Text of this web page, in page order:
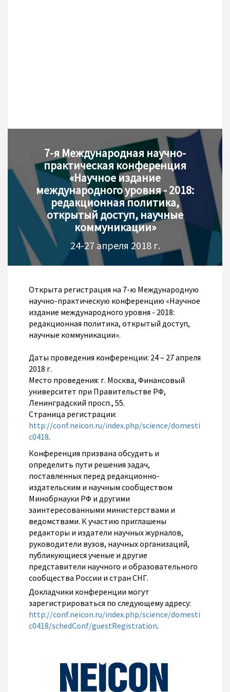
7-я Международная научно-
практическая конференция
«Научное издание
международного уровня - 2018:
редакционная политика,
открытый доступ, научные
коммуникации»
24-27 апреля 2018 г.
Открыта регистрация на 7-ю Международную
научно-практическую конференцию «Научное
издание международного уровня - 2018:
редакционная политика, открытый доступ,
научные коммуникации».
Даты проведения конференции: 24 – 27 апреля
2018 г.
Место проведения: г. Москва, Финансовый
университет при Правительстве РФ,
Ленинградский просп., 55.
Страница регистрации:
http://conf.neicon.ru/index.php/science/domesti
c0418.
Конференция призвана обсудить и
определить пути решения задач,
поставленных перед редакционно-
издательским и научным сообществом
Минобрнауки РФ и другими
заинтересованными министерствами и
ведомствами. К участию приглашены
редакторы и издатели научных журналов,
руководители вузов, научных организаций,
публикующиеся ученые и другие
представители научного и образовательного
сообщества России и стран СНГ.
Докладчики конференции могут
зарегистрироваться по следующему адресу:
http://conf.neicon.ru/index.php/science/domesti
c0418/schedConf/guestRegistration.